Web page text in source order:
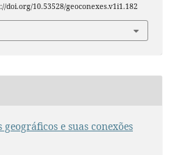
doi.org/10.53528/geoconexes.v1i1.182
e suas conexões